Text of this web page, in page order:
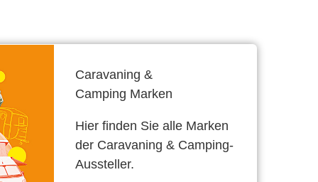
Caravaning &
Camping Marken
Hier finden Sie alle Marken
der Caravaning & Camping-
Aussteller.